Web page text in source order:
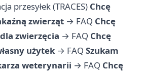
przesyłek (TRACES) Chcę
zwierząt → FAQ Chcę
zwierzęcia → FAQ Chcę
użytek → FAQ Szukam
weterynarii → FAQ Chcę